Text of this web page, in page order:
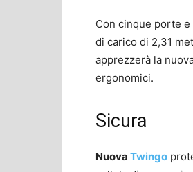
Con cinque porte
di carico di 2,31
apprezzerà la
ergonomici.
Sicura
Nuova Twingo